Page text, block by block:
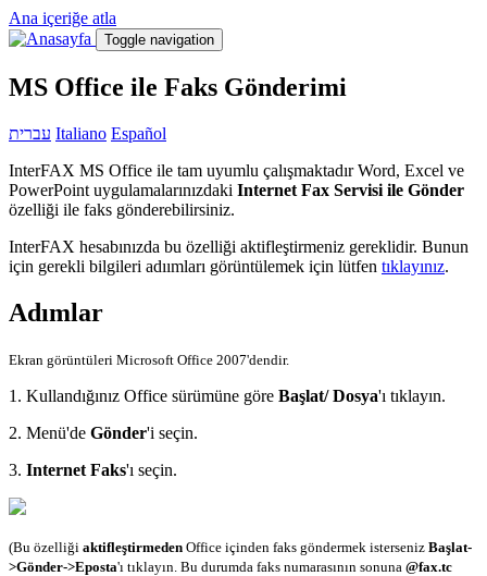
Ana içeriğe atla
Toggle navigation
MS Office ile Faks Gönderimi
עברית Italiano Español
InterFAX MS Office ile tam uyumlu çalışmaktadır Word, Excel ve
PowerPoint uygulamalarınızdaki Internet Fax Servisi ile Gönder
özelliği ile faks gönderebilirsiniz.
InterFAX hesabınızda bu özelliği aktifleştirmeniz gereklidir. Bunun
için gerekli bilgileri adıımları görüntülemek için lütfen tıklayınız.
Adımlar
Ekran görüntüleri Microsoft Office 2007'dendir.
1. Kullandığınız Office sürümüne göre Başlat/ Dosya'ı tıklayın.
2. Menü'de Gönder'i seçin.
3. Internet Faks'ı seçin.
(Bu özelliği aktifleştirmeden Office içinden faks göndermek isterseniz Başlat-
>Gönder->Eposta'ı tıklayın. Bu durumda faks numarasının sonuna @fax.tc